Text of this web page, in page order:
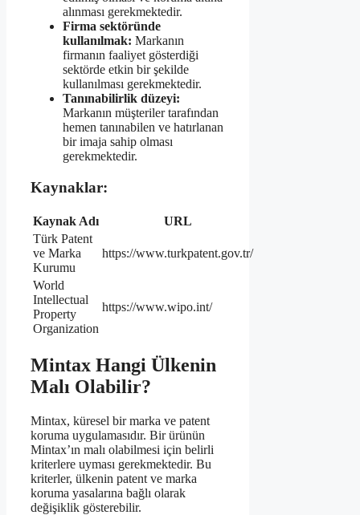
alınması gerekmektedir.
Firma sektöründe
kullanılmak: Markanın
firmanın faaliyet gösterdiği
sektörde etkin bir şekilde
kullanılması gerekmektedir.
Tanınabilirlik düzeyi:
Markanın müşteriler tarafından
hemen tanınabilen ve hatırlanan
bir imaja sahip olması
gerekmektedir.
Kaynaklar:
Kaynak Adı
URL
Türk Patent
ve Marka
Kurumu
https://www.turkpatent.gov.tr/
World
Intellectual
Property
Organization
https://www.wipo.int/
Mintax Hangi Ülkenin
Malı Olabilir?
Mintax, küresel bir marka ve patent
koruma uygulamasıdır. Bir ürünün
Mintax’ın malı olabilmesi için belirli
kriterlere uyması gerekmektedir. Bu
kriterler, ülkenin patent ve marka
koruma yasalarına bağlı olarak
değişiklik gösterebilir.